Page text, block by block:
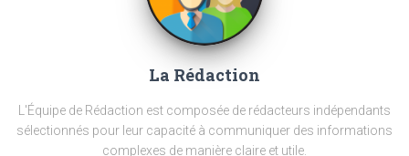
La Rédaction
L'Équipe de Rédaction est composée de rédacteurs indépendants
sélectionnés pour leur capacité à communiquer des informations
complexes de manière claire et utile.